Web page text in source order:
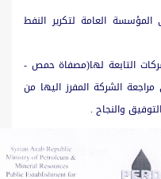
لتكرير النفط
لها(مصفاة حمص -
المفرز اليها من
.